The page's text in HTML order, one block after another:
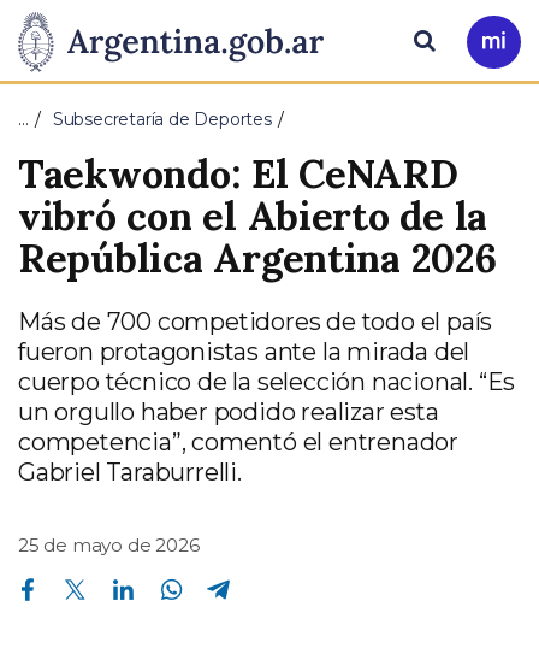
Presidencia
de
la
Nación
Pasar al contenido principal
Ir
a
Buscar
… Subsecretaría de Deportes
Taekwondo: El CeNARD
vibró con el Abierto de la
República Argentina 2026
Más de 700 competidores de todo el país
fueron protagonistas ante la mirada del
cuerpo técnico de la selección nacional. “Es
un orgullo haber podido realizar esta
competencia”, comentó el entrenador
Gabriel Taraburrelli.
25 de mayo de 2026
Compartir en Facebook Compartir en Twitter Compartir en Linkedin Compartir en Whatsapp